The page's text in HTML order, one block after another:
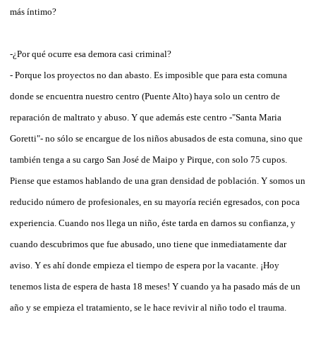
más íntimo?
-¿Por qué ocurre esa demora casi criminal?
- Porque los proyectos no dan abasto. Es imposible que para esta comuna
donde se encuentra nuestro centro (Puente Alto) haya solo un centro de
reparación de maltrato y abuso. Y que además este centro -"Santa Maria
Goretti"- no sólo se encargue de los niños abusados de esta comuna, sino que
también tenga a su cargo San José de Maipo y Pirque, con solo 75 cupos.
Piense que estamos hablando de una gran densidad de población. Y somos un
reducido número de profesionales, en su mayoría recién egresados, con poca
experiencia. Cuando nos llega un niño, éste tarda en darnos su confianza, y
cuando descubrimos que fue abusado, uno tiene que inmediatamente dar
aviso. Y es ahí donde empieza el tiempo de espera por la vacante. ¡Hoy
tenemos lista de espera de hasta 18 meses! Y cuando ya ha pasado más de un
año y se empieza el tratamiento, se le hace revivir al niño todo el trauma.